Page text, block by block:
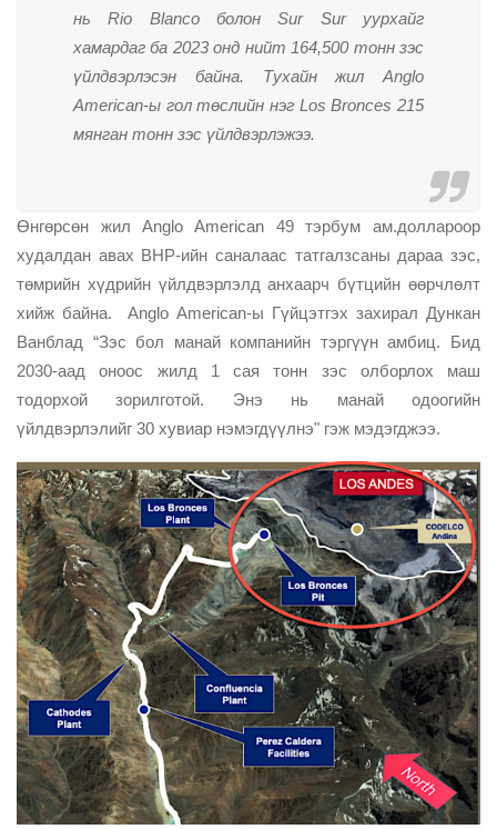
нь Rio Blanco болон Sur Sur уурхайг
хамардаг ба 2023 онд нийт 164,500 тонн зэс
үйлдвэрлэсэн байна. Тухайн жил Anglo
American-ы гол төслийн нэг Los Bronces 215
мянган тонн зэс үйлдвэрлэжээ.
Өнгөрсөн жил Anglo American 49 тэрбум ам.доллароор
худалдан авах BHP-ийн саналаас татгалзсаны дараа зэс,
төмрийн хүдрийн үйлдвэрлэлд анхаарч бүтцийн өөрчлөлт
хийж байна. Anglo American-ы Гүйцэтгэх захирал Дункан
Ванблад “Зэс бол манай компанийн тэргүүн амбиц. Бид
2030-аад оноос жилд 1 сая тонн зэс олборлох маш
тодорхой зорилготой. Энэ нь манай одоогийн
үйлдвэрлэлийг 30 хувиар нэмэгдүүлнэ" гэж мэдэгджээ.